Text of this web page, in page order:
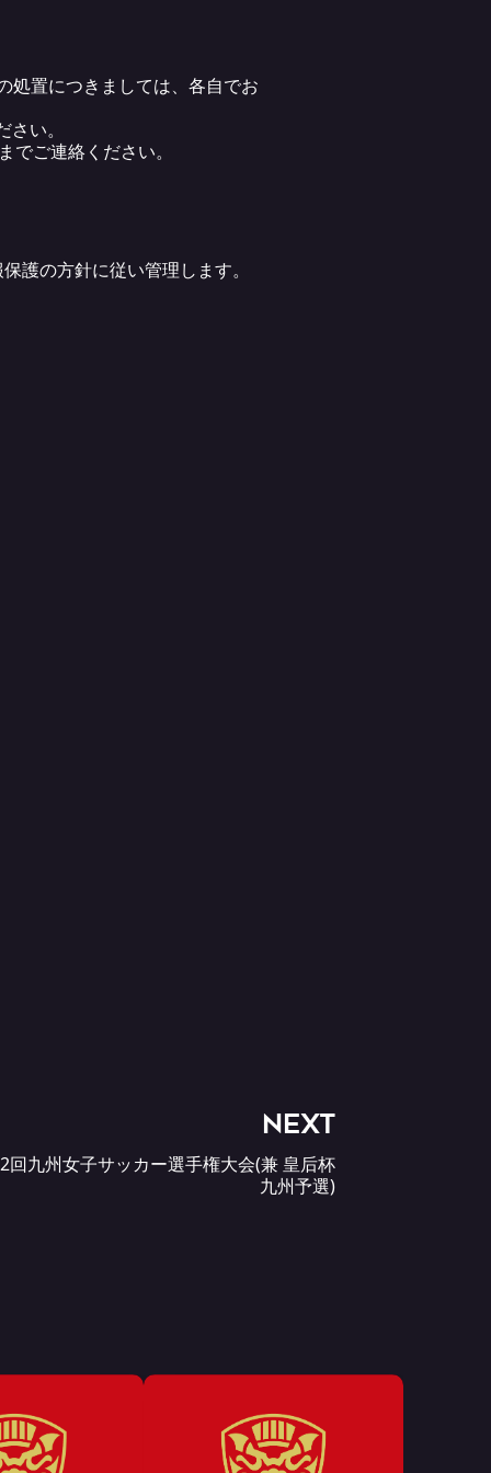
処置につきましては、各自でお
い。
ご連絡ください。
護の方針に従い管理します。
NEXT
回九州女子サッカー選手権大会(兼 皇后杯
九州予選)